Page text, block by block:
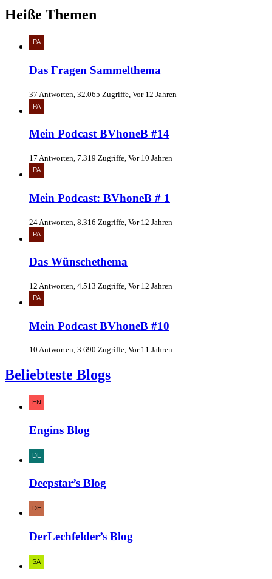
Heiße Themen
Das Fragen Sammelthema
37 Antworten, 32.065 Zugriffe, Vor 12 Jahren
Mein Podcast BVhoneB #14
17 Antworten, 7.319 Zugriffe, Vor 10 Jahren
Mein Podcast: BVhoneB # 1
24 Antworten, 8.316 Zugriffe, Vor 12 Jahren
Das Wünschethema
12 Antworten, 4.513 Zugriffe, Vor 12 Jahren
Mein Podcast BVhoneB #10
10 Antworten, 3.690 Zugriffe, Vor 11 Jahren
Beliebteste Blogs
Engins Blog
Deepstar’s Blog
DerLechfelder’s Blog